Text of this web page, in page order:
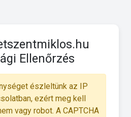
Ellenőrzés
észleltünk az IP
ezért meg kell
vagy robot. A CAPTCHA